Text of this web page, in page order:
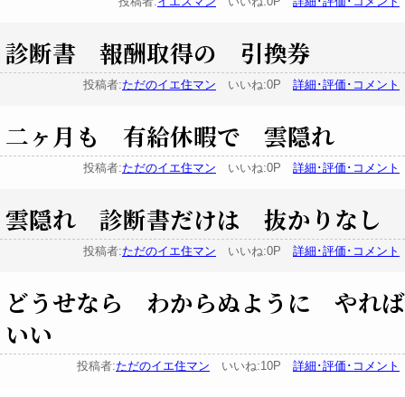
診断書 報酬取得の 引換券
投稿者:ただのイエ住マン いいね:0P 詳細･評価･コメント
二ヶ月も 有給休暇で 雲隠れ
投稿者:ただのイエ住マン いいね:0P 詳細･評価･コメント
雲隠れ 診断書だけは 抜かりなし
投稿者:ただのイエ住マン いいね:0P 詳細･評価･コメント
どうせなら わからぬように やれば
いい
投稿者:ただのイエ住マン いいね:10P 詳細･評価･コメント